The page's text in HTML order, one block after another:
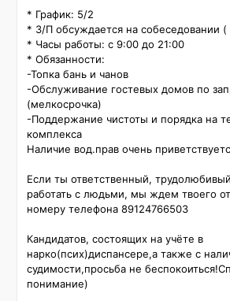
* График: 5/2
* З/П обсуждается на собеседовании (
* Часы работы: с 9:00 до 21:00
* Обязанности:
-Топка бань и чанов
-Обслуживание гостевых домов по
(мелкосрочка)
-Поддержание чистоты и порядка на
комплекса
Наличие вод.прав очень
Если ты ответственный,
работать с людьми, мы ждем твоего
номеру телефона 89124766503
Кандидатов, состоящих на учёте в
нарко(псих)диспансере,а также с
судимости,просьба не
понимание)